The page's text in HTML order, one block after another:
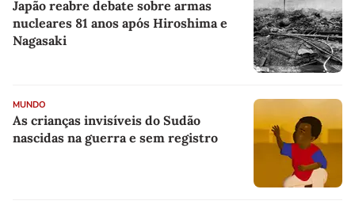
Japão reabre debate sobre armas
nucleares 81 anos após Hiroshima e
Nagasaki
MUNDO
As crianças invisíveis do Sudão
nascidas na guerra e sem registro